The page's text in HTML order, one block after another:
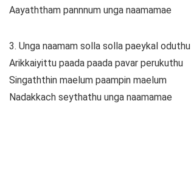
Aayaththam pannnum unga naamamae
3. Unga naamam solla solla paeykal oduthu
Arikkaiyittu paada paada pavar perukuthu
Singaththin maelum paampin maelum
Nadakkach seythathu unga naamamae